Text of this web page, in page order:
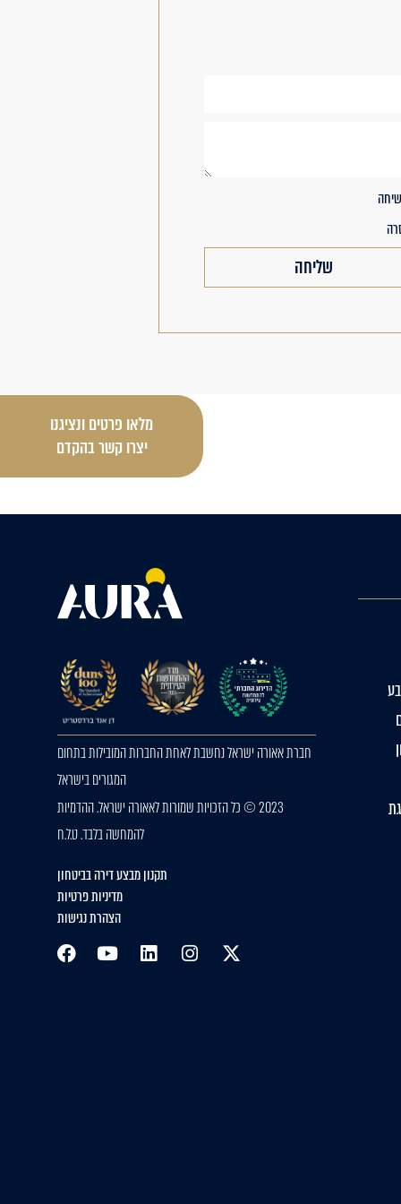
שליחה
מלאו פרטים ונציגנו
יצרו קשר בהקדם
חברת אאורה ישראל נחשבת לאחת החברות המובילות בתחום
המגורים בישראל
2023 © כל הזכויות שמורות לאאורה ישראל. ההדמיות
להמחשה בלבד. ט.ל.ח
תקנון מבצע דירה בביטחון
מדיניות פרטיות
הצהרת נגישות